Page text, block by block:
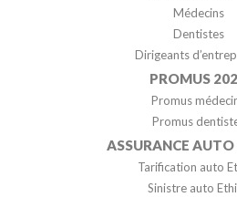
Médecins
Dentistes
Dirigeants
PROMUS
Promus
Promus
ASSURANCE
Tarification auto
Sinistre auto